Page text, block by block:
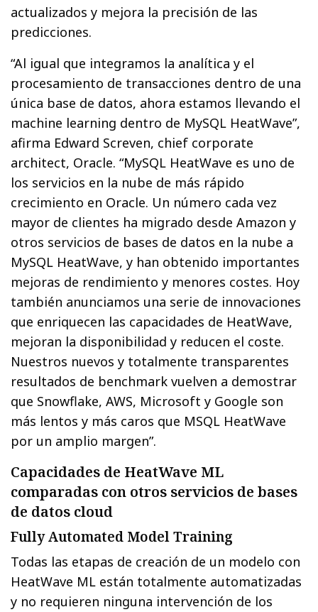
actualizados y mejora la precisión de las
predicciones.
“Al igual que integramos la analítica y el
procesamiento de transacciones dentro de una
única base de datos, ahora estamos llevando el
machine learning dentro de MySQL HeatWave”,
afirma Edward Screven, chief corporate
architect, Oracle. “MySQL HeatWave es uno de
los servicios en la nube de más rápido
crecimiento en Oracle. Un número cada vez
mayor de clientes ha migrado desde Amazon y
otros servicios de bases de datos en la nube a
MySQL HeatWave, y han obtenido importantes
mejoras de rendimiento y menores costes. Hoy
también anunciamos una serie de innovaciones
que enriquecen las capacidades de HeatWave,
mejoran la disponibilidad y reducen el coste.
Nuestros nuevos y totalmente transparentes
resultados de benchmark vuelven a demostrar
que Snowflake, AWS, Microsoft y Google son
más lentos y más caros que MSQL HeatWave
por un amplio margen”.
Capacidades de HeatWave ML
comparadas con otros servicios de bases
de datos cloud
Fully Automated Model Training
Todas las etapas de creación de un modelo con
HeatWave ML están totalmente automatizadas
y no requieren ninguna intervención de los